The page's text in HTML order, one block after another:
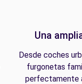
Una
Desde coches
furgonetas
perfectamente